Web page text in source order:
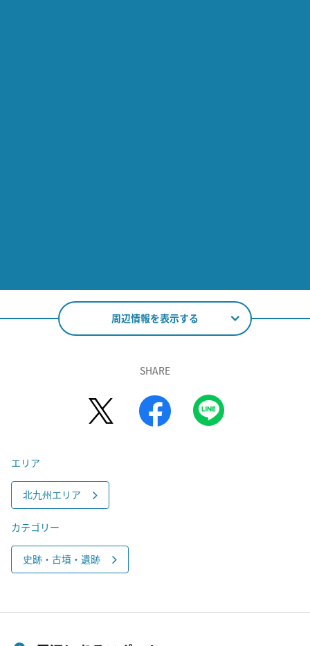
周辺情報を表示する
SHARE
エリア
北九州エリア
カテゴリー
史跡・古墳・遺跡